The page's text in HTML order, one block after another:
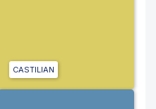
CASTILIAN